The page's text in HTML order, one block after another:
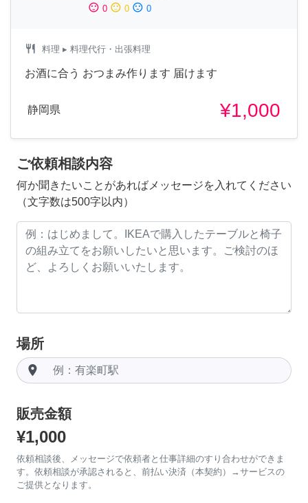
sentiment_satisfied 0 sentiment_neutral 0 sentiment_dissatisfied 0
restaurant 料理 ▸ 料理代行・出張料理
お酒に合う おつまみ作ります 届けます
静岡県 ¥1,000
ご依頼相談内容
何か聞きたいことがあればメッセージを入れてください
（文字数は500字以内）
場所
room
販売金額
¥1,000
依頼相談後、メッセージで依頼者と仕事詳細のすり合わせができま
す。依頼相談が承認されると、前払い決済（本契約）→サービスの
ご提供となります。